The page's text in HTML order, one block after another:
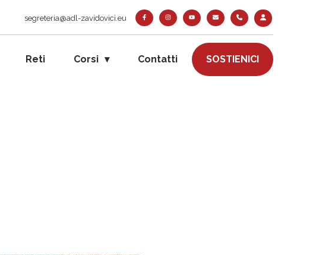
segreteria@adl-zavidovici.eu
Reti Corsi Contatti SOSTIENICI